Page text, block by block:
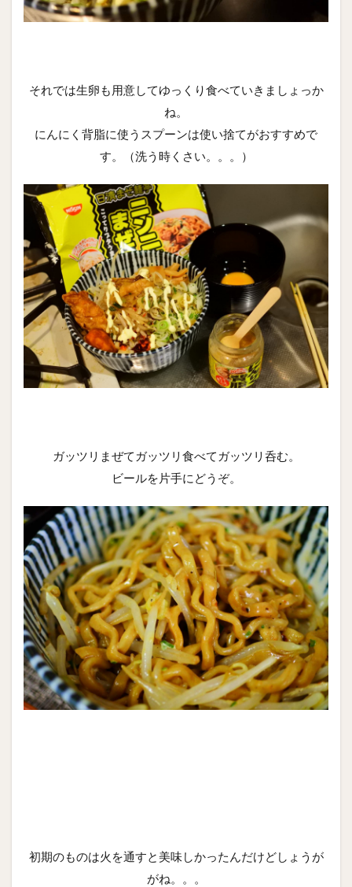
それでは生卵も用意してゆっくり食べていきましょっか
ね。
にんにく背脂に使うスプーンは使い捨てがおすすめで
す。（洗う時くさい。。。）
ガッツリまぜてガッツリ食べてガッツリ呑む。
ビールを片手にどうぞ。
初期のものは火を通すと美味しかったんだけどしょうが
がね。。。